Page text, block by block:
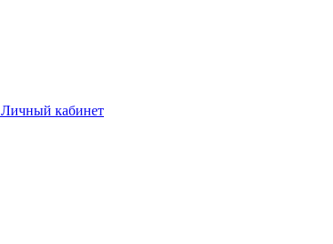
Личный кабинет